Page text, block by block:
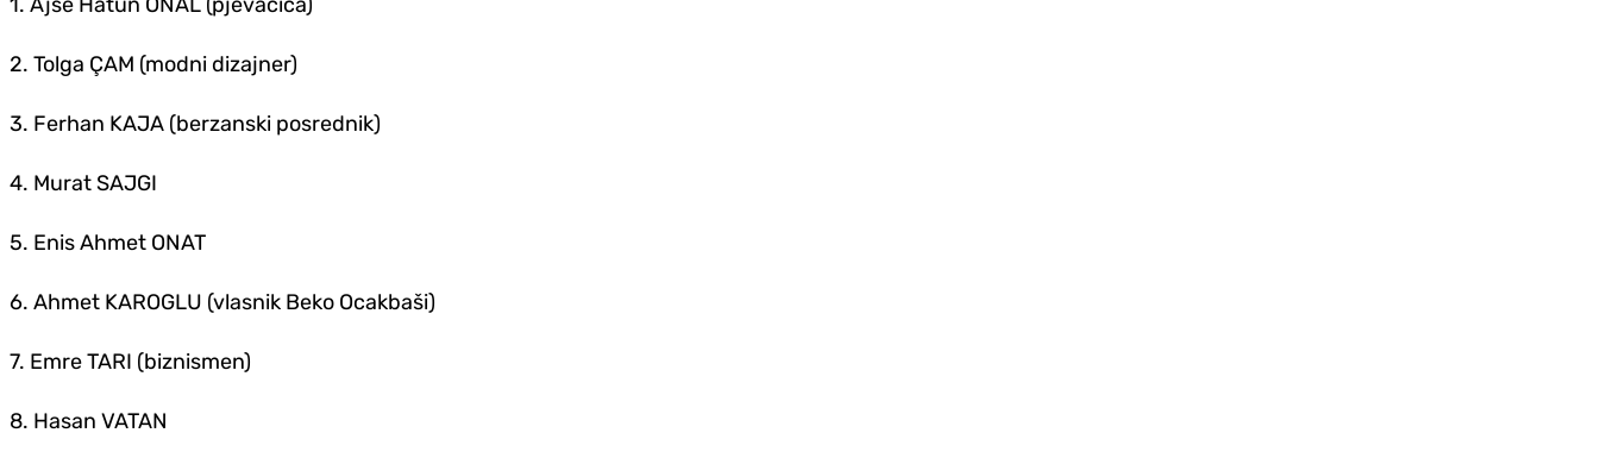
2. Tolga ÇAM (modni dizajner)
3. Ferhan KAJA (berzanski posrednik)
4. Murat SAJGI
5. Enis Ahmet ONAT
6. Ahmet KAROGLU (vlasnik Beko Ocakbaši)
7. Emre TARI (biznismen)
8. Hasan VATAN